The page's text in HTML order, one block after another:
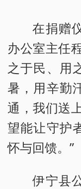
在捐赠
办公室主任
之于民、用
暑，用辛勤
通，我们送
望能让守护
怀与回馈。”
伊宁县